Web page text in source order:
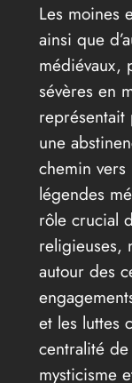
Les moines
ainsi que
médiévaux,
sévères en
une
chemin
légendes
rôle crucial
religieuses,
autour des
et les luttes
centralité
mysticisme